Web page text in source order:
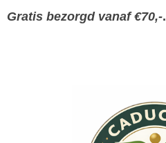
Gratis bezorgd vanaf €70,-.